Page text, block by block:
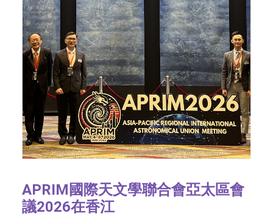
APRIM國際天文學聯合會亞太區會
議2026在香江